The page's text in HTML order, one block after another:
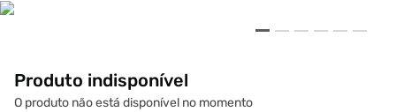
Produto indisponível
O produto não está disponível no momento